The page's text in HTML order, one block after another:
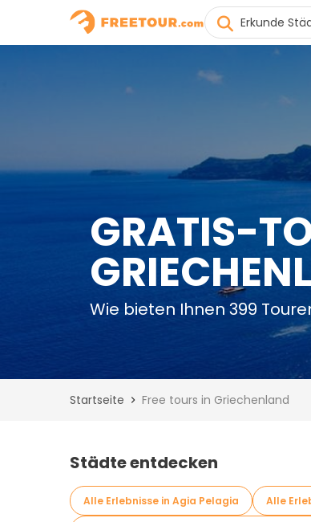
GRATIS-
Wie bieten Ihnen 399
Startseite Free tours in Griechenland
Städte entdecken
Alle Erlebnisse in Agia Pelagia Alle